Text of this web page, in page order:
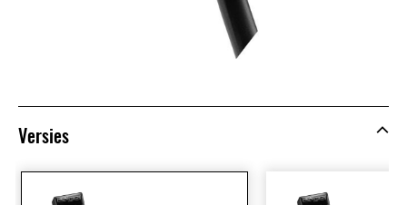
Versies